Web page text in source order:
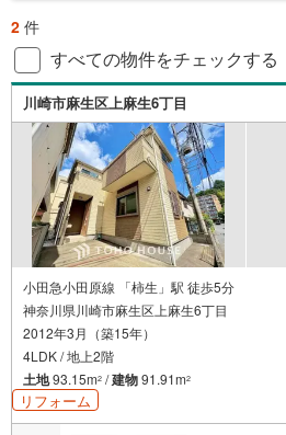
2 件
すべての物件をチェックする
川崎市麻生区上麻生6丁目
小田急小田原線 「柿生」駅 徒歩5分
神奈川県川崎市麻生区上麻生6丁目
2012年3月（築15年）
4LDK / 地上2階
土地93.15m2 /建物91.91m2
リフォーム